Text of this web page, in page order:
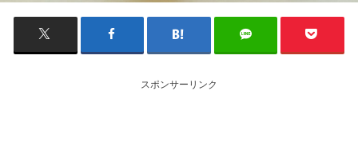
スポンサーリンク